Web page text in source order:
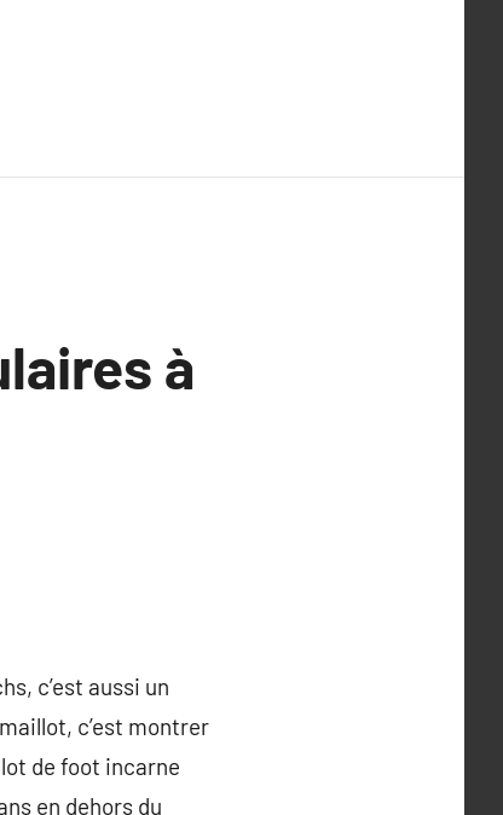
à
c’est aussi un
c’est montrer
de foot incarne
en dehors du